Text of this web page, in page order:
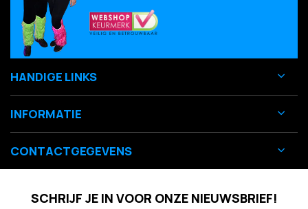
HANDIGE LINKS
INFORMATIE
CONTACTGEGEVENS
SCHRIJF JE IN VOOR ONZE NIEUWSBRIEF!